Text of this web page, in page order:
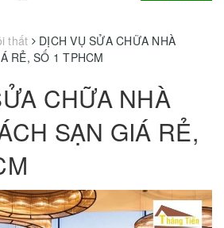
thất
DỊCH VỤ SỬA CHỮA NHÀ
RẺ, SỐ 1 TPHCM
CHỮA NHÀ
SẠN GIÁ RẺ,